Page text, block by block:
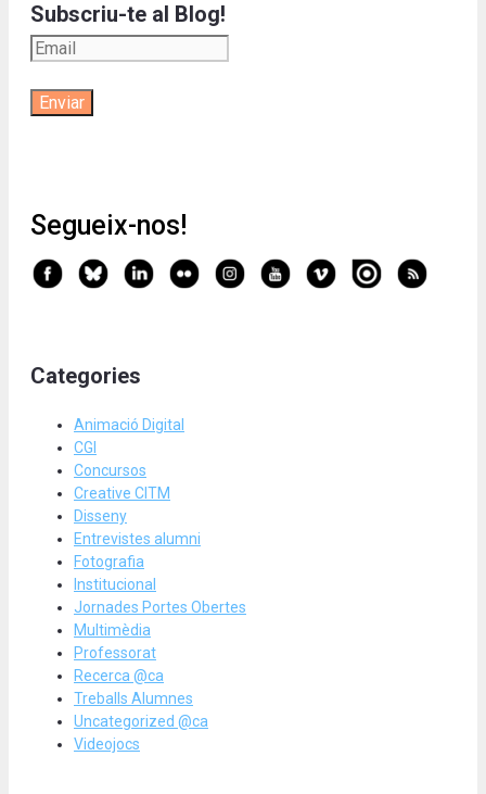
Subscriu-te al Blog!
Segueix-nos!
Categories
Animació Digital
CGI
Concursos
Creative CITM
Disseny
Entrevistes alumni
Fotografia
Institucional
Jornades Portes Obertes
Multimèdia
Professorat
Recerca @ca
Treballs Alumnes
Uncategorized @ca
Videojocs